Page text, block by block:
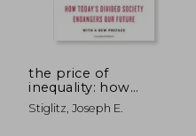
dcto.
the price of
inequality: how
today's divided society
endangers our future
Stiglitz, Joseph E.